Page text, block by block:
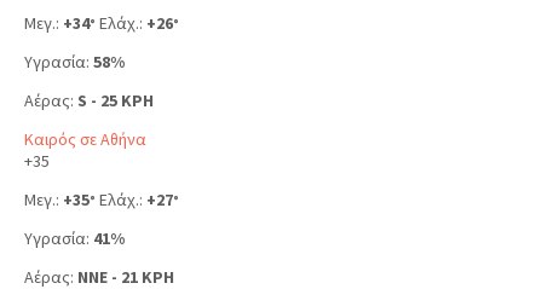
Μεγ.: +34° Ελάχ.: +26°
Υγρασία: 58%
Αέρας: S - 25 KPH
Καιρός σε Αθήνα
+35
Μεγ.: +35° Ελάχ.: +27°
Υγρασία: 41%
Αέρας: NNE - 21 KPH